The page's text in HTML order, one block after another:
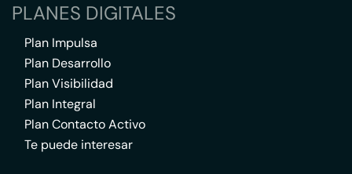
PLANES DIGITALES
Plan Impulsa
Plan Desarrollo
Plan Visibilidad
Plan Integral
Plan Contacto Activo
Te puede interesar